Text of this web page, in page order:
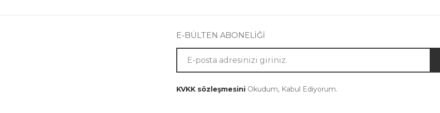
E-BÜLTEN ABONELİĞİ
KVKK sözleşmesiniOkudum, Kabul Ediyorum.